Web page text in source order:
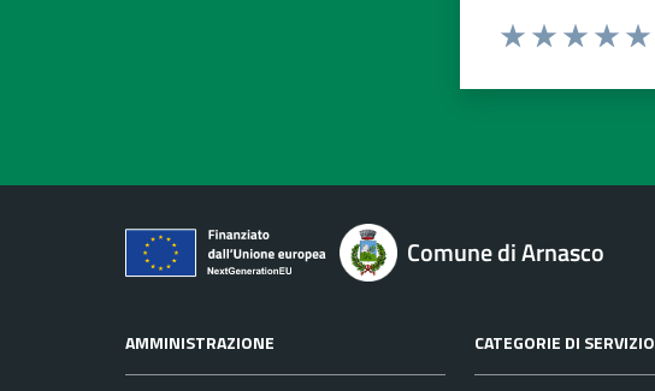
Comune di Arnasco
AMMINISTRAZIONE CATEGORIE DI SERVIZIO